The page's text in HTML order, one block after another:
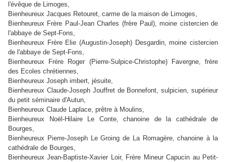
l'évêque de Limoges,
Bienheureux Jacques Retouret, carme de la maison de Limoges,
Bienheureux Frère Paul-Jean Charles (frère Paul), moine cistercien de
l'abbaye de Sept-Fons,
Bienheureux Frère Elie (Augustin-Joseph) Desgardin, moine cistercien
de l'abbaye de Sept-Fons,
Bienheureux Frère Roger (Pierre-Sulpice-Christophe) Favergne, frère
des Ecoles chrétiennes,
Bienheureux Joseph imbert, jésuite,
Bienheureux Claude-Joseph Jouffret de Bonnefont, sulpicien, supérieur
du petit séminaire d'Autun,
Bienheureux Claude Laplace, prêtre à Moulins,
Bienheureux Noël-Hilaire Le Conte, chanoine de la cathédrale de
Bourges,
Bienheureux Pierre-Joseph Le Groing de La Romagère, chanoine à la
cathédrale de Bourges,
Bienheureux Jean-Baptiste-Xavier Loir, Frère Mineur Capucin au Petit-